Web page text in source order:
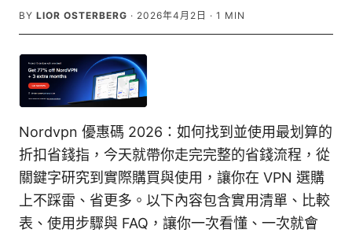
BY LIOR OSTERBERG · 2026年4月2日 · 1 MIN
Nordvpn 優惠碼 2026：如何找到並使用最划算的
折扣省錢指，今天就帶你走完完整的省錢流程，從
關鍵字研究到實際購買與使用，讓你在 VPN 選購
上不踩雷、省更多。以下內容包含實用清單、比較
表、使用步驟與 FAQ，讓你一次看懂、一次就會